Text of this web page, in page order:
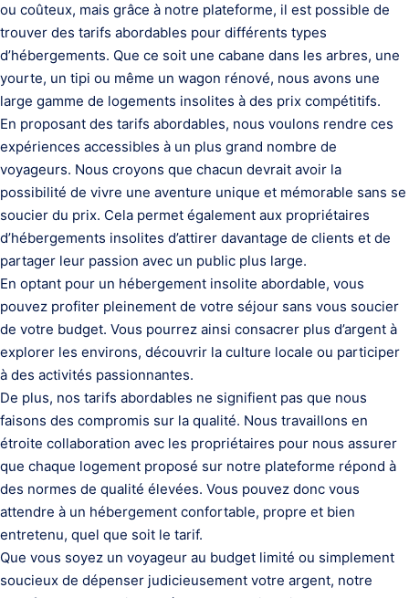
ou coûteux, mais grâce à notre plateforme, il est possible de
trouver des tarifs abordables pour différents types
d’hébergements. Que ce soit une cabane dans les arbres, une
yourte, un tipi ou même un wagon rénové, nous avons une
large gamme de logements insolites à des prix compétitifs.
En proposant des tarifs abordables, nous voulons rendre ces
expériences accessibles à un plus grand nombre de
voyageurs. Nous croyons que chacun devrait avoir la
possibilité de vivre une aventure unique et mémorable sans se
soucier du prix. Cela permet également aux propriétaires
d’hébergements insolites d’attirer davantage de clients et de
partager leur passion avec un public plus large.
En optant pour un hébergement insolite abordable, vous
pouvez profiter pleinement de votre séjour sans vous soucier
de votre budget. Vous pourrez ainsi consacrer plus d’argent à
explorer les environs, découvrir la culture locale ou participer
à des activités passionnantes.
De plus, nos tarifs abordables ne signifient pas que nous
faisons des compromis sur la qualité. Nous travaillons en
étroite collaboration avec les propriétaires pour nous assurer
que chaque logement proposé sur notre plateforme répond à
des normes de qualité élevées. Vous pouvez donc vous
attendre à un hébergement confortable, propre et bien
entretenu, quel que soit le tarif.
Que vous soyez un voyageur au budget limité ou simplement
soucieux de dépenser judicieusement votre argent, notre